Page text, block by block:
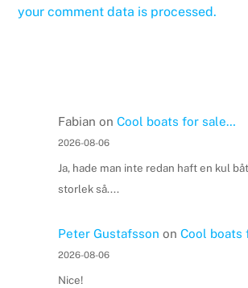
your comment data is processed.
Fabian on Cool boats for sale…
2026-08-06
Ja, hade man inte redan haft en kul
storlek så....
Peter Gustafsson on Cool boats
2026-08-06
Nice!